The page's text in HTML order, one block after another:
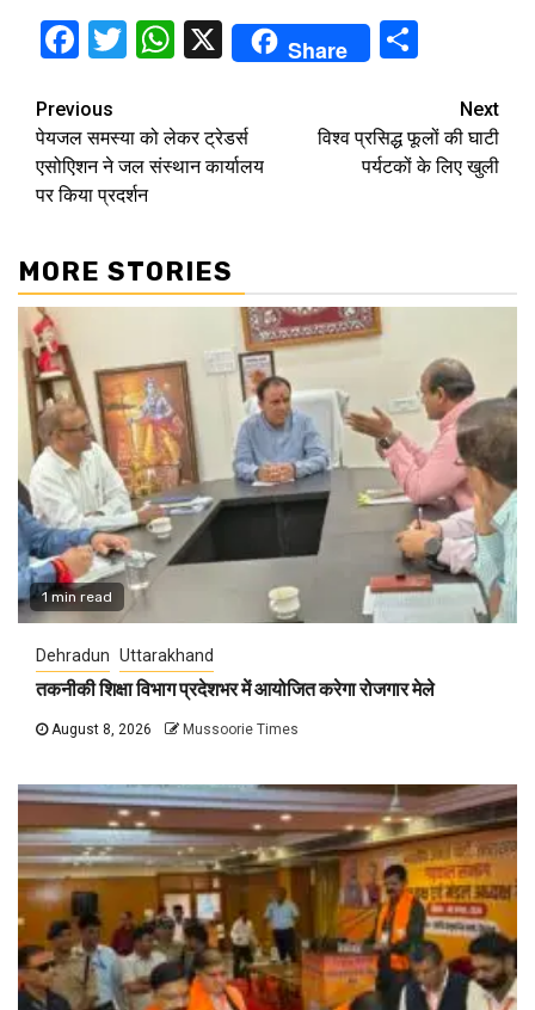
Facebook
Twitter
WhatsApp
X Share
Continue
Reading
Previous
पेयजल समस्या को लेकर ट्रेडर्स
एसोएिशन ने जल संस्थान कार्यालय
पर किया प्रदर्शन
Next
विश्व प्रसिद्ध फूलों की घाटी
पर्यटकों के लिए खुली
MORE STORIES
1 min read
Dehradun Uttarakhand
तकनीकी शिक्षा विभाग प्रदेशभर में आयोजित करेगा रोजगार मेले
August 8, 2026 Mussoorie Times